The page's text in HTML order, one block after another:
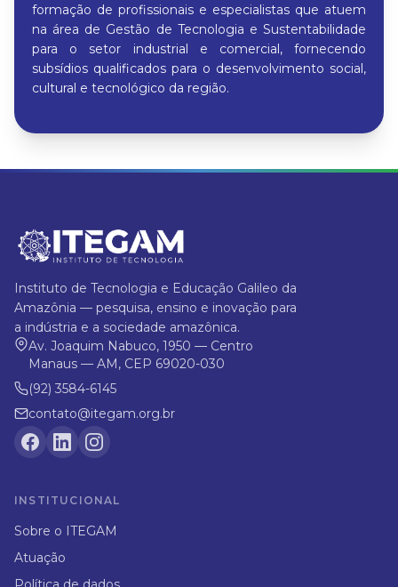
formação de profissionais e especialistas que atuem
na área de Gestão de Tecnologia e Sustentabilidade
para o setor industrial e comercial, fornecendo
subsídios qualificados para o desenvolvimento social,
cultural e tecnológico da região.
Instituto de Tecnologia e Educação Galileo da
Amazônia — pesquisa, ensino e inovação para
a indústria e a sociedade amazônica.
Av. Joaquim Nabuco, 1950 — Centro
Manaus — AM, CEP 69020-030
(92) 3584-6145
contato@itegam.org.br
INSTITUCIONAL
Sobre o ITEGAM
Atuação